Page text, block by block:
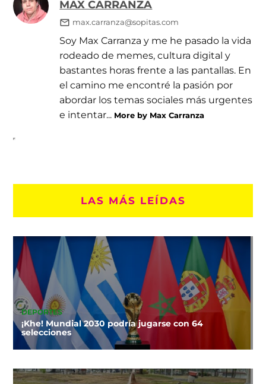
MAX CARRANZA
max.carranza@sopitas.com
Soy Max Carranza y me he pasado la vida
rodeado de memes, cultura digital y
bastantes horas frente a las pantallas. En
el camino me encontré la pasión por
abordar los temas sociales más urgentes
e intentar... More by Max Carranza
LAS MÁS LEÍDAS
DEPORTES
¡Khe! Mundial 2030 podría jugarse con 64
selecciones